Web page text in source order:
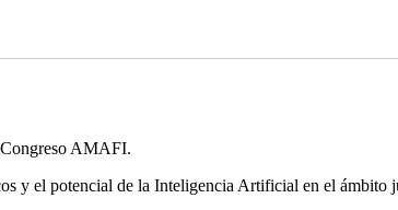
AMAFI.
y el potencial de la Inteligencia Artificial en el